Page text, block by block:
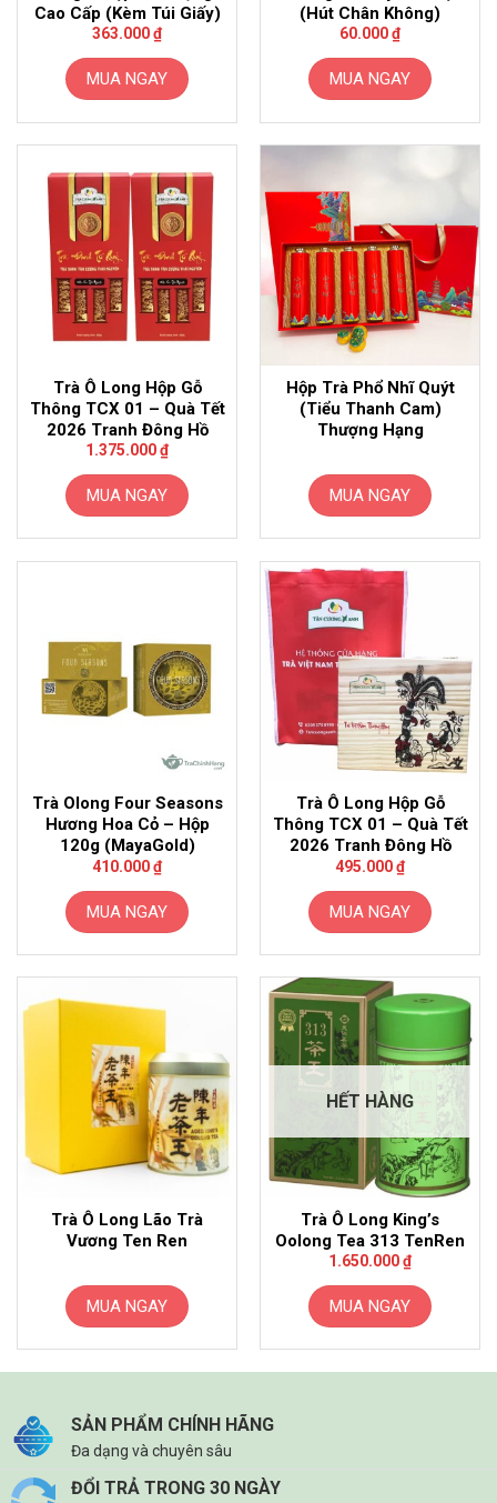
Cao Cấp (Kèm Túi Giấy)
363.000₫
MUA NGAY
(Hút Chân Không)
60.000₫
MUA NGAY
Trà Ô Long Hộp Gỗ
Thông TCX 01 – Quà Tết
2026 Tranh Đông Hồ
1.375.000₫
MUA NGAY
Hộp Trà Phổ Nhĩ Quýt
(Tiểu Thanh Cam)
Thượng Hạng
MUA NGAY
Trà Olong Four Seasons
Hương Hoa Cỏ – Hộp
120g (MayaGold)
410.000₫
MUA NGAY
Trà Ô Long Hộp Gỗ
Thông TCX 01 – Quà Tết
2026 Tranh Đông Hồ
495.000₫
MUA NGAY
Trà Ô Long Lão Trà
Vương Ten Ren
MUA NGAY
HẾT HÀNG
Trà Ô Long King’s
Oolong Tea 313 TenRen
1.650.000₫
MUA NGAY
SẢN PHẨM CHÍNH HÃNG
Đa dạng và chuyên sâu
ĐỔI TRẢ TRONG 30 NGÀY